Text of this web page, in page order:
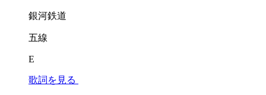
銀河鉄道
五線
E
歌詞を見る